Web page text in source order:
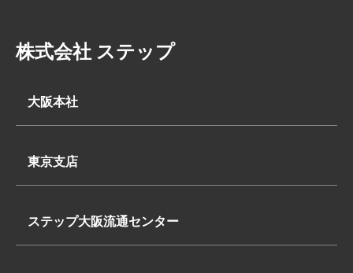
株式会社 ステップ
大阪本社
大阪府高槻市下田部町2丁目7-2
FAX:072-648-3312
東京支店
埼玉県八潮市浮塚624-1
ステップ大阪流通センター